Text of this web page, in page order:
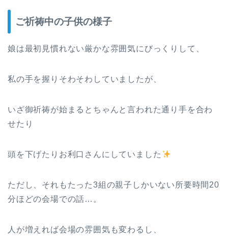
ご祈祷中の子供の様子
娘は最初見慣れない厳かな雰囲気にびっくりして、
私の手を握りそわそわしていましたが、
いざ御祈祷が始まるとちゃんと言われた通り手を合わ
せたり
頭を下げたりお利口さんにしていました
ただし、それもたった3組の親子しかいない所要時間20
分ほどの会場での話…。
人が増えれば会場の雰囲気も変わるし、